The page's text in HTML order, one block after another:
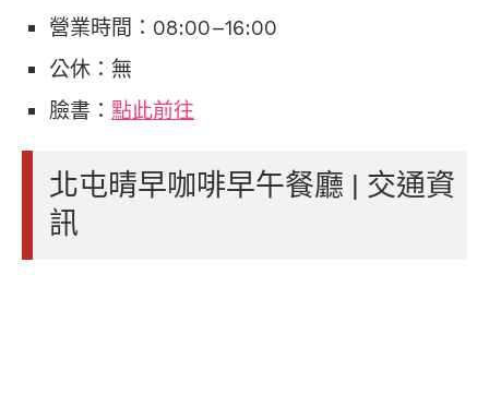
營業時間：08:00–16:00
公休：無
臉書： 點此前往
北屯晴早咖啡早午餐廳 | 交通資
訊